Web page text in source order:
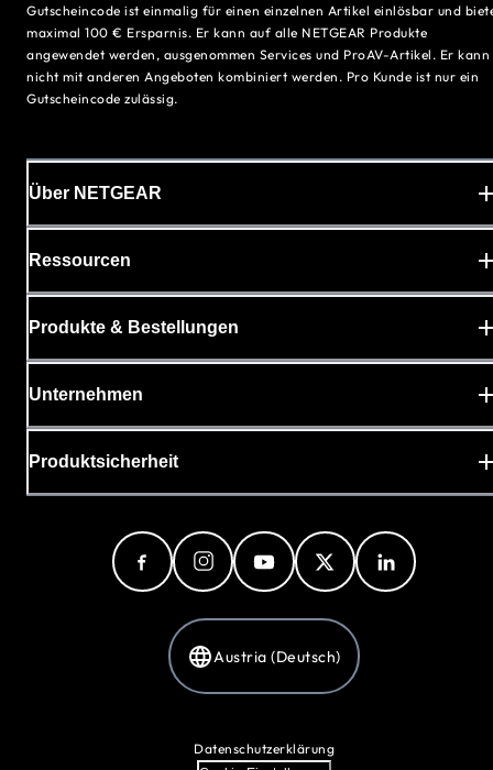
Gutscheincode ist einmalig für einen einzelnen Artikel einlösbar und
maximal 100 € Ersparnis. Er kann auf alle NETGEAR Produkte
angewendet werden, ausgenommen Services und ProAV-Artikel. Er kann
nicht mit anderen Angeboten kombiniert werden. Pro Kunde ist nur ein
Gutscheincode zulässig.
Über NETGEAR
Ressourcen
Produkte & Bestellungen
Unternehmen
Produktsicherheit
Austria (Deutsch)
Datenschutzerklärung